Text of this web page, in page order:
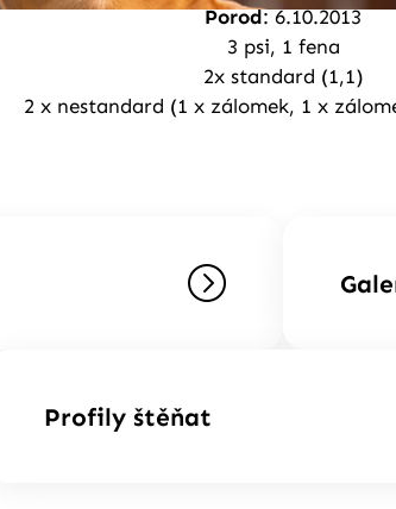
Porod: 6.10.2013
3 psi, 1 fena
2x standard (1,1)
2 x nestandard (1 x zálomek, 1 x
Profily štěňat